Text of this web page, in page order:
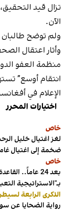
تزال قيد
الآن.
ولم توضح
وأثار اعتقال
منظمة العفو
انتقام أوسع”
الإعلام في
اختيارات المحرر
خاص
لغز اغتيال خليل
ضخمة إلى اغتيال
خاص
بعد 24 عاماً..
بـ"الاستراتيجية
الذكرى الرابعة
رواية الضحايا عن